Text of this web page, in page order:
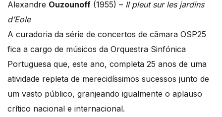
Alexandre Ouzounoff (1955) – Il pleut sur les jardins
d’Eole
A curadoria da série de concertos de câmara OSP25
fica a cargo de músicos da Orquestra Sinfónica
Portuguesa que, este ano, completa 25 anos de uma
atividade repleta de merecidíssimos sucessos junto de
um vasto público, granjeando igualmente o aplauso
crítico nacional e internacional.